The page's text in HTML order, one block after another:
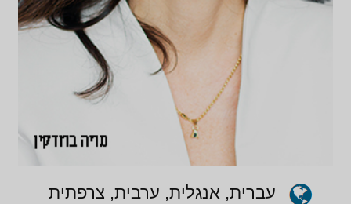
עברית, אנגלית, ערבית, צרפתית